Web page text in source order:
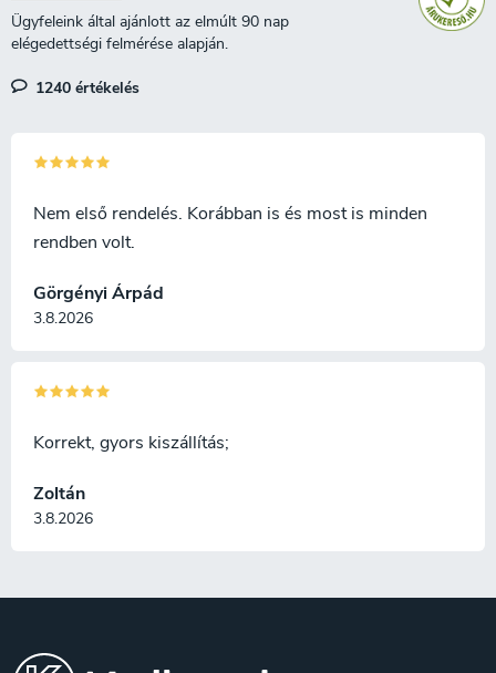
hűségkedvezmény.
1240 értékelés
Görgényi Árpád
3.8.2026
Nem első rendelés. Korábban is és most is minden
rendben volt.
Zoltán
3.8.2026
Korrekt, gyors kiszállítás;